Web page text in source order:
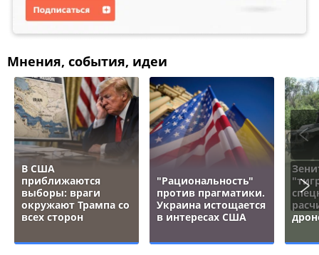
Мнения, события, идеи
В США
приближаются
выборы: враги
окружают Трампа со
всех сторон
"Рациональность"
против прагматики.
Украина истощается
в интересах США